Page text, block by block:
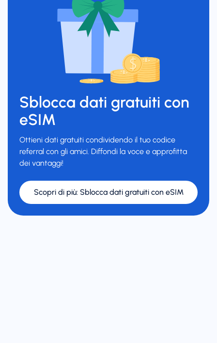
Sblocca dati gratuiti con
eSIM
Ottieni dati gratuiti condividendo il tuo codice
referral con gli amici. Diffondi la voce e approfitta
dei vantaggi!
Scopri di più: Sblocca dati gratuiti con eSIM